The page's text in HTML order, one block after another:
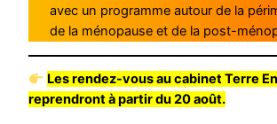
avec un programme autour de la
de la ménopause et de la post-
Les rendez-vous au cabinet Terre
reprendront à partir du 20 août.